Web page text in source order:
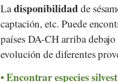
Ladisponibilidad de
captación, etc. Puede
países DA-CH arriba
evolución de diferentes
Encontrar especies